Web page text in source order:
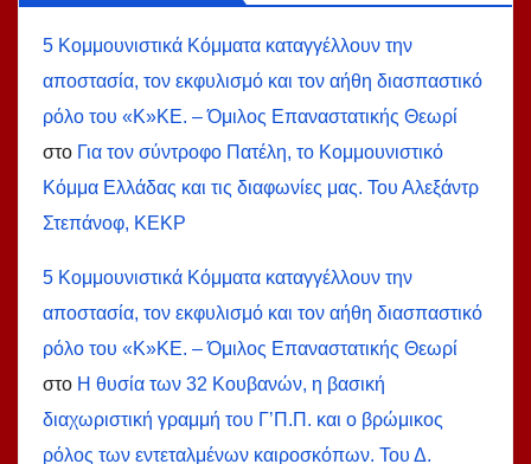
5 Κομμουνιστικά Κόμματα καταγγέλλουν την
αποστασία, τον εκφυλισμό και τον αήθη διασπαστικό
ρόλο του «Κ»ΚΕ. – Όμιλος Επαναστατικής Θεωρί
στο Για τον σύντροφο Πατέλη, το Κομμουνιστικό
Κόμμα Ελλάδας και τις διαφωνίες μας. Του Αλεξάντρ
Στεπάνοφ, ΚΕΚΡ
5 Κομμουνιστικά Κόμματα καταγγέλλουν την
αποστασία, τον εκφυλισμό και τον αήθη διασπαστικό
ρόλο του «Κ»ΚΕ. – Όμιλος Επαναστατικής Θεωρί
στο Η θυσία των 32 Κουβανών, η βασική
διαχωριστική γραμμή του Γ’Π.Π. και ο βρώμικος
ρόλος των εντεταλμένων καιροσκόπων. Του Δ.